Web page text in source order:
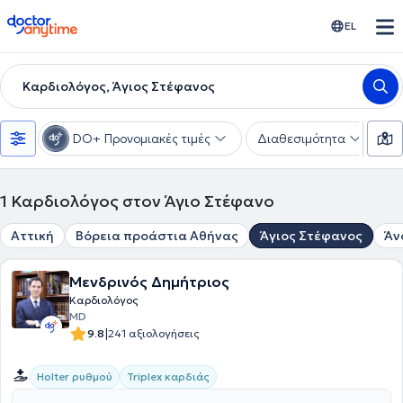
doctoranytime EL
Καρδιολόγος, Άγιος Στέφανος
DO+ Προνομιακές τιμές Διαθεσιμότητα
1 Καρδιολόγος στον Άγιο Στέφανο
Αττική Βόρεια προάστια Αθήνας Άγιος Στέφανος
Μενδρινός Δημήτριος
Καρδιολόγος
MD
9.8|241 αξιολογήσεις
Holter ρυθμού Triplex καρδιάς